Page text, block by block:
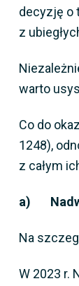
decyzję o
z
warto
Co do
1248),
z całym
a)
Na
W 2023 r.